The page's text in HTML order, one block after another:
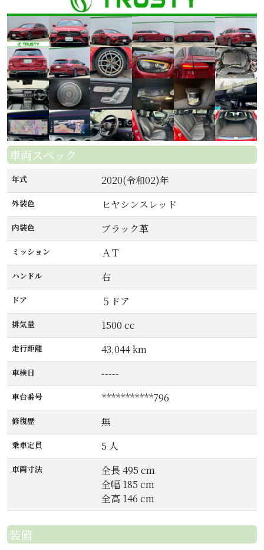
車両スペック
年式 2020(令和02)年
外装色 ヒヤシンスレッド
内装色 ブラック革
ミッション ＡＴ
ハンドル 右
ドア ５ドア
排気量 1500 cc
走行距離 43,044 km
車検日 -----
車台番号 ***********796
修復歴 無
乗車定員 5 人
車両寸法
全長 495 cm
全幅 185 cm
全高 146 cm
装備